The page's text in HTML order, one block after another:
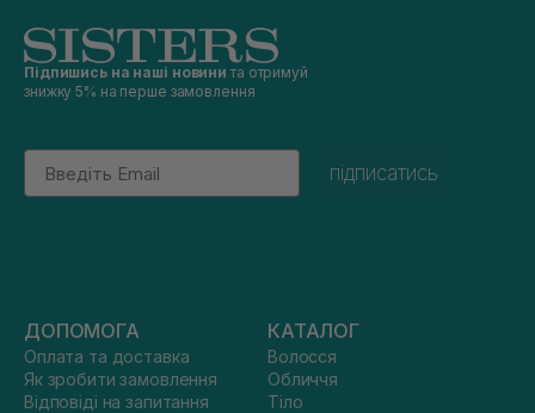
Підпишись на наші новини та отримуй
знижку 5% на перше замовлення
Email
підписатись
ДОПОМОГА
Оплата та доставка
Як зробити замовлення
Відповіді на запитання
КАТАЛОГ
Волосся
Обличчя
Тіло